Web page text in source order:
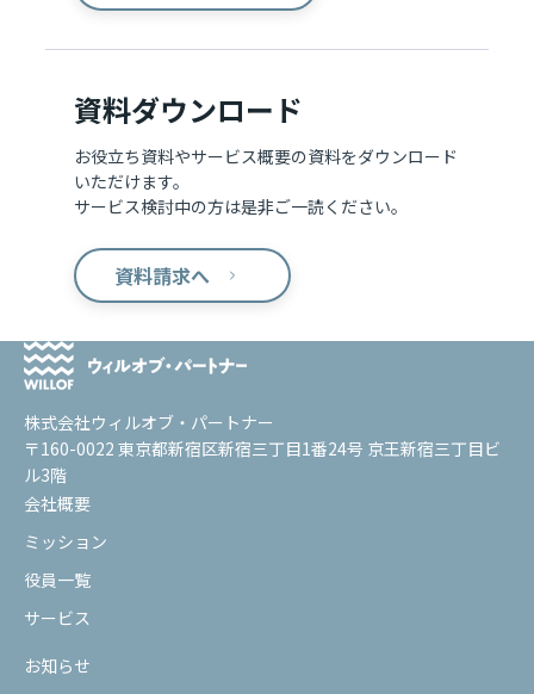
資料ダウンロード
お役立ち資料やサービス概要の資料をダウンロード
いただけます。
サービス検討中の方は是非ご一読ください。
資料請求へ
株式会社ウィルオブ・パートナー
〒160-0022 東京都新宿区新宿三丁目1番24号 京王新宿三丁目ビ
ル3階
会社概要
ミッション
役員一覧
サービス
お知らせ